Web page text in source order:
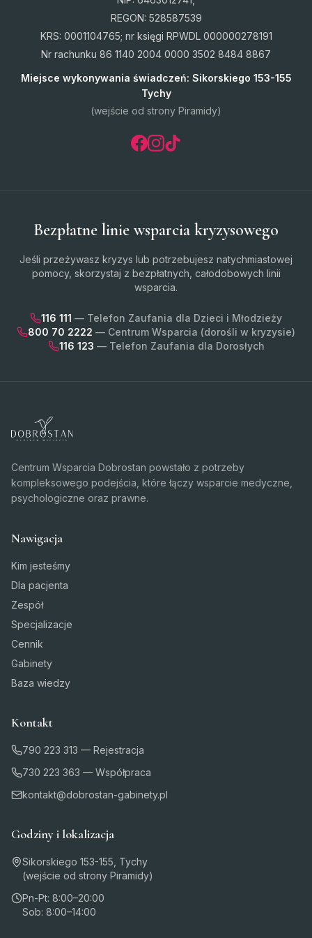
Wolverhampton NHS Trust) oraz dwukrotnie w
Barcelonie (Vall d'Hebron Hospital). Trzykrotna
laureatka ogólnopolskiego konkursu literackiego dla
organizowanego przez wydawnictwo Medycyna
Praktyczna oraz Fundację Anny Dymnej zdobyła
kolejno trzecie, drugie i pierwsze miejsce. Posługuje
CPE) oraz hiszpańskim na poziomie C1. Od czerwca
2026 prowadzi konsultacje obesitologiczne.
REGON: 528587539
KRS: 0001104765; nr księgi RPWDL 000000278191
Nr rachunku 86 1140 2004 0000 3502 8484 8867
Miejsce wykonywania świadczeń: Sikorskiego 153-155
Tychy
(wejście od strony Piramidy)
Bezpłatne linie wsparcia kryzysowego
Jeśli przeżywasz kryzys lub potrzebujesz natychmiastowej
pomocy, skorzystaj z bezpłatnych, całodobowych linii
wsparcia.
116 111 — Telefon Zaufania dla Dzieci i Młodzieży
800 70 2222 — Centrum Wsparcia (dorośli w kryzysie)
116 123 — Telefon Zaufania dla Dorosłych
Centrum Wsparcia Dobrostan powstało z potrzeby
kompleksowego podejścia, które łączy wsparcie medyczne,
psychologiczne oraz prawne.
Nawigacja
Kim jesteśmy
Dla pacjenta
Zespół
Specjalizacje
Cennik
Gabinety
Baza wiedzy
Kontakt
790 223 313 — Rejestracja
730 223 363 — Współpraca
kontakt@dobrostan-gabinety.pl
Godziny i lokalizacja
Sikorskiego 153-155, Tychy
(wejście od strony Piramidy)
Pn-Pt: 8:00–20:00
Sob: 8:00–14:00